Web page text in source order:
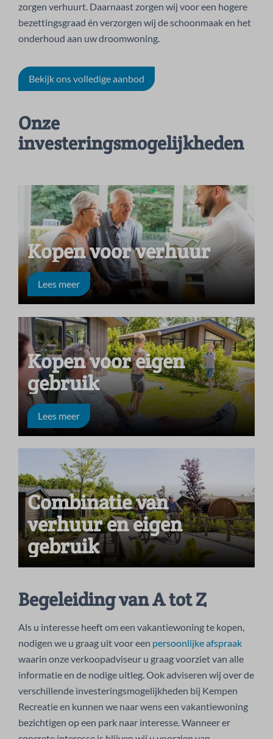
zorgen verhuurt. Daarnaast zorgen wij voor een hogere
bezettingsgraad én verzorgen wij de schoonmaak en het
onderhoud aan uw droomwoning.
Bekijk ons volledige aanbod
Onze
investeringsmogelijkheden
Kopen voor verhuur
Lees meer
Kopen voor eigen
gebruik
Lees meer
Combinatie van
verhuur en eigen
gebruik
Begeleiding van A tot Z
Als u interesse heeft om een vakantiewoning te kopen,
nodigen we u graag uit voor een persoonlijke afspraak
waarin onze verkoopadviseur u graag voorziet van alle
informatie en de nodige uitleg. Ook adviseren wij over de
verschillende investeringsmogelijkheden bij Kempen
Recreatie en kunnen we naar wens een vakantiewoning
bezichtigen op een park naar interesse. Wanneer er